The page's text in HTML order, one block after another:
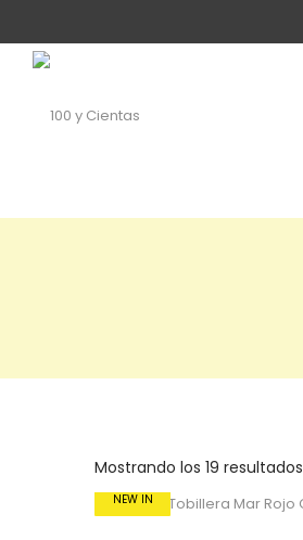
Mostrando los 19 resultados
NEW IN